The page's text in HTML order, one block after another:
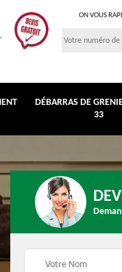
ON VOUS
DÉBARRAS DE
33